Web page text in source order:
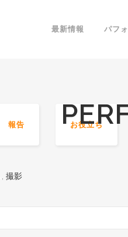
最新情報 パフ
報告 お役立ち
撮影